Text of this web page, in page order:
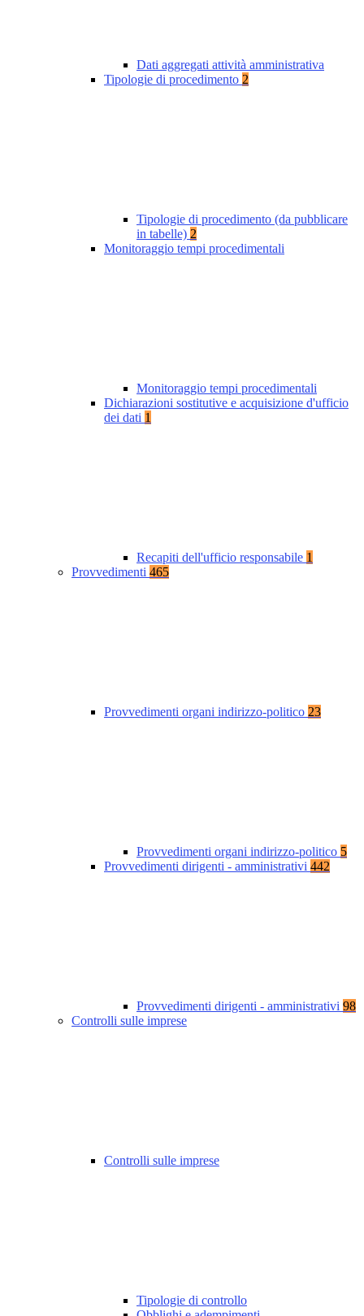
Dati aggregati attività amministrativa
Tipologie di procedimento 2
Tipologie di procedimento (da pubblicare
in tabelle) 2
Monitoraggio tempi procedimentali
Monitoraggio tempi procedimentali
Dichiarazioni sostitutive e acquisizione d'ufficio
dei dati 1
Recapiti dell'ufficio responsabile 1
Provvedimenti 465
Provvedimenti organi indirizzo-politico 23
Provvedimenti organi indirizzo-politico 5
Provvedimenti dirigenti - amministrativi 442
Provvedimenti dirigenti - amministrativi 98
Controlli sulle imprese
Controlli sulle imprese
Tipologie di controllo